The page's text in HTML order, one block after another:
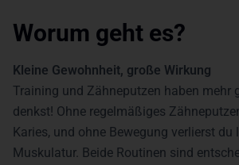
Worum geht es?
Kleine Gewohnheit, große Wirkung
Training und Zähneputzen haben mehr
denkst! Ohne regelmäßiges
Karies, und ohne Bewegung verlierst
Muskulatur. Beide Routinen sind